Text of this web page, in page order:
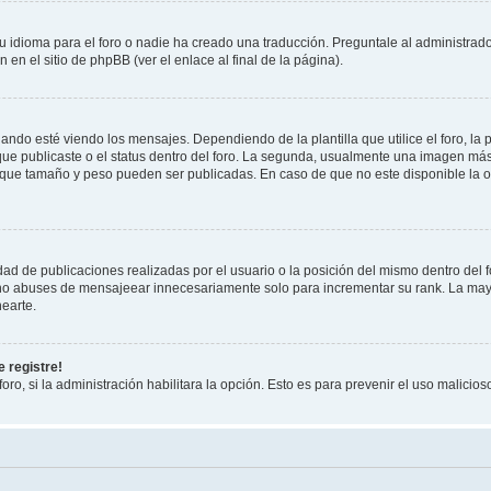
para el foro o nadie ha creado una traducción. Preguntale al
el sitio de phpBB (ver el enlace al final de la página).
esté viendo los mensajes. Dependiendo de la plantilla que utilice el foro,
publicaste o el status dentro del foro. La segunda, usualmente una imagen
tamaño y peso pueden ser publicadas. En caso de que no este disponible la
de publicaciones realizadas por el usuario o la posición del mismo dentro
abuses de mensajeear innecesariamente solo para incrementar su rank. La
registre!
si la administración habilitara la opción. Esto es para prevenir el uso